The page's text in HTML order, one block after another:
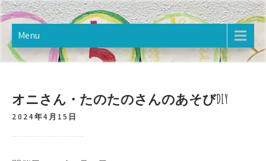
Skip
to
content樋野口こども館
2020年12月オープン。樋野口こども館のホームページです。
Menu
オニさん・たのたのさんのあそびDIY
2024年4月15日